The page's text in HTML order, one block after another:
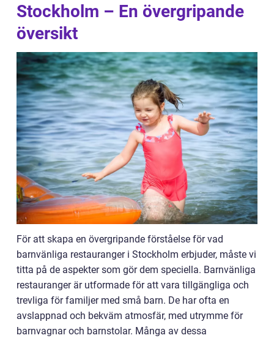
Stockholm – En övergripande
översikt
För att skapa en övergripande förståelse för vad
barnvänliga restauranger i Stockholm erbjuder, måste vi
titta på de aspekter som gör dem speciella. Barnvänliga
restauranger är utformade för att vara tillgängliga och
trevliga för familjer med små barn. De har ofta en
avslappnad och bekväm atmosfär, med utrymme för
barnvagnar och barnstolar. Många av dessa